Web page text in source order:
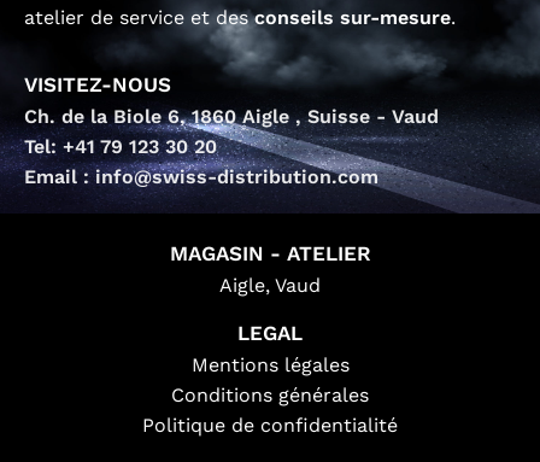
atelier de service et desconseils sur-mesure.
VISITEZ-NOUS
Ch. de la Biole 6, 1860 Aigle , Suisse - Vaud
Tel: +41 79 123 30 20
Email : info@swiss-distribution.com
MAGASIN - ATELIER
Aigle, Vaud
LEGAL
Mentions légales
Conditions générales
Politique de confidentialité